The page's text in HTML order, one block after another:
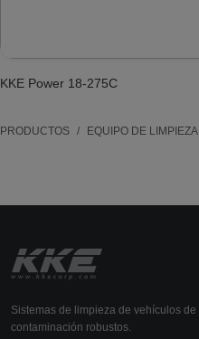
KKE Power 18-275C
PRODUCTOS EQUIPO DE
Sistemas de limpieza de vehículos
contaminación robustos.